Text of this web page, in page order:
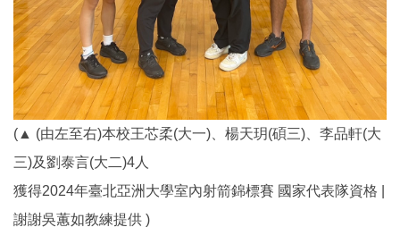
( ▲ (由左至右)本校王芯柔(大一)、楊天玥(碩三)、李品軒(大
三)及劉泰言(大二)4人
獲得2024年臺北亞洲大學室內射箭錦標賽 國家代表隊資格 |
謝謝吳蕙如教練提供 )